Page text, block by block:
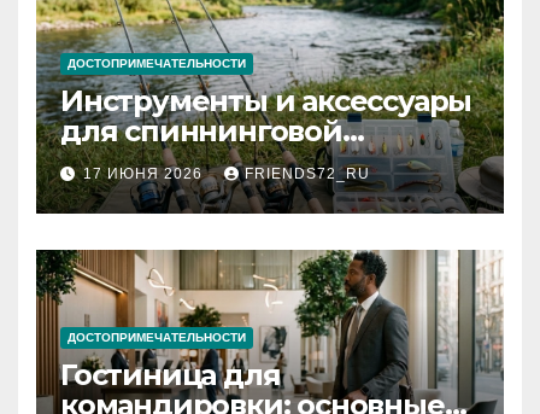
ДОСТОПРИМЕЧАТЕЛЬНОСТИ
Инструменты и аксессуары
для спиннинговой
рыбалки: назначение и
типы
17 ИЮНЯ 2026 FRIENDS72_RU
ДОСТОПРИМЕЧАТЕЛЬНОСТИ
Гостиница для
командировки: основные